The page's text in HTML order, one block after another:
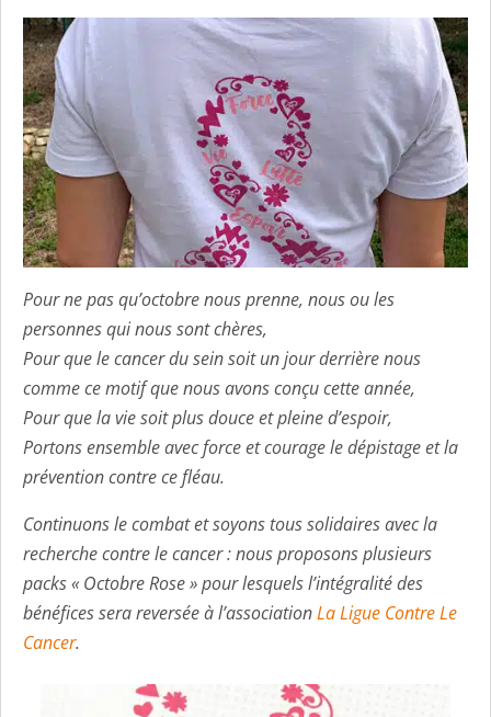
Pour ne pas qu’octobre nous prenne, nous ou les
personnes qui nous sont chères,
Pour que le cancer du sein soit un jour derrière nous
comme ce motif que nous avons conçu cette année,
Pour que laviesoit plus douce et pleine d’espoir,
Portons ensemble avecforceetcouragele dépistage et la
prévention contre ce fléau.
Continuons lecombatet soyons tous solidaires avec la
recherche contre le cancer : nous proposons plusieurs
packs « Octobre Rose » pour lesquels l’intégralité des
bénéfices sera reversée à l’associationLa Ligue Contre Le
Cancer.